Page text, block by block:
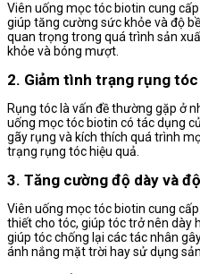
Viên uống mọc tóc biotin cung
giúp tăng cường sức khỏe và độ
quan trọng trong quá trình sản
khỏe và bóng mượt.
2. Giảm tình trạng rụng tóc
Rụng tóc là vấn đề thường gặp ở
uống mọc tóc biotin có tác dụng
gãy rụng và kích thích quá trình
trạng rụng tóc hiệu quả.
3. Tăng cường độ dày và
Viên uống mọc tóc biotin cung
thiết cho tóc, giúp tóc trở nên dày
giúp tóc chống lại các tác nhân
ánh nắng mặt trời hay sử dụng